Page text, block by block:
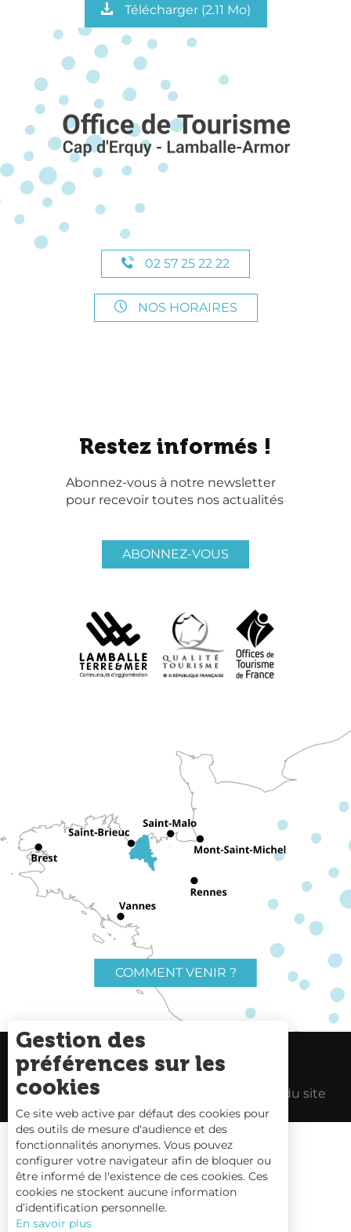
Télécharger (2.11 Mo)
02 57 25 22 22
NOS HORAIRES
Restez informés !
Abonnez-vous à notre newsletter
pour recevoir toutes nos actualités
ABONNEZ-VOUS
COMMENT VENIR ?
Charte du voyageur Liens utiles
Espace Pro Plan du site
Carte interactive
Gestion des
préférences sur les
cookies
Ce site web active par défaut des cookies pour
des outils de mesure d'audience et des
fonctionnalités anonymes. Vous pouvez
configurer votre navigateur afin de bloquer ou
être informé de l'existence de ces cookies. Ces
cookies ne stockent aucune information
d’identification personnelle.
En savoir plus